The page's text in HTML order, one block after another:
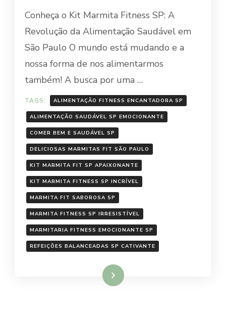
SP
Conheça o Kit Marmita Fitness SP: A
Revolução da Alimentação Saudável em
São Paulo O mundo está mudando e a
nossa forma de nos alimentarmos
também! A busca por uma …
TAGS: ALIMENTAÇÃO FITNESS ENCANTADORA SP
ALIMENTAÇÃO SAUDÁVEL SP EMOCIONANTE
COMER BEM E SAUDÁVEL SP
DELICIOSAS MARMITAS FIT SÃO PAULO
KIT MARMITA FIT SP APAIXONANTE
KIT MARMITA FITNESS SP INCRÍVEL
MARMITA FIT SABOROSA SP
MARMITA FITNESS SP IRRESISTÍVEL
MARMITARIA FITNESS EMOCIONANTE SP
REFEIÇÕES BALANCEADAS SP CATIVANTE
Ler mais